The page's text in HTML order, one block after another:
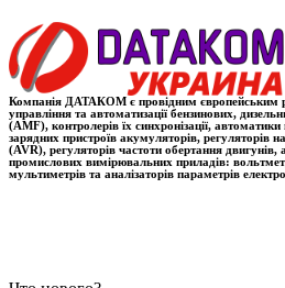
Компанія ДАТАКОМ є провідним європейським
управління та автоматизації бензинових,
(AMF), контролерів їх синхронізації,
зарядних пристроїв акумуляторів, регуляторів
(AVR), регуляторів частоти обертання
промислових вимірювальних приладів:
мультиметрів та аналізаторів параметрів